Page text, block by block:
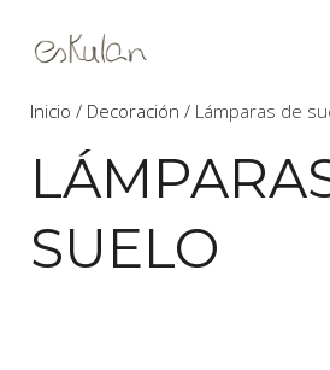
Inicio Decoración Lámparas de
SUELO